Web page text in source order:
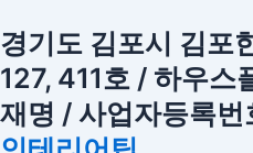
경기도 김포시 김포
127, 411호 / 하우스
재명 / 사업자등록